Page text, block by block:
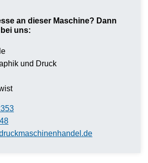
an dieser Maschine? Dann
uns:
und Druck